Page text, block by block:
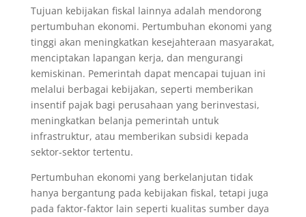
Tujuan kebijakan fiskal lainnya adalah mendorong
pertumbuhan ekonomi. Pertumbuhan ekonomi yang
tinggi akan meningkatkan kesejahteraan masyarakat,
menciptakan lapangan kerja, dan mengurangi
kemiskinan. Pemerintah dapat mencapai tujuan ini
melalui berbagai kebijakan, seperti memberikan
insentif pajak bagi perusahaan yang berinvestasi,
meningkatkan belanja pemerintah untuk
infrastruktur, atau memberikan subsidi kepada
sektor-sektor tertentu.
Pertumbuhan ekonomi yang berkelanjutan tidak
hanya bergantung pada kebijakan fiskal, tetapi juga
pada faktor-faktor lain seperti kualitas sumber daya